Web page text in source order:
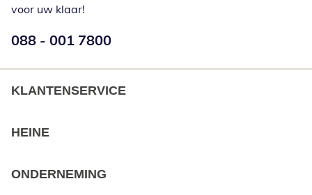
voor uw klaar!
Telefoonnummer:
088 - 001 7800
KLANTENSERVICE
HEINE
ONDERNEMING